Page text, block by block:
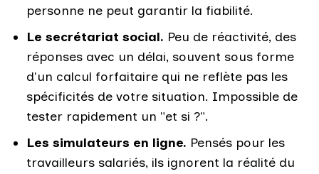
personne ne peut garantir la fiabilité.
Le secrétariat social. Peu de réactivité, des
réponses avec un délai, souvent sous forme
d'un calcul forfaitaire qui ne reflète pas les
spécificités de votre situation. Impossible de
tester rapidement un "et si ?".
Les simulateurs en ligne. Pensés pour les
travailleurs salariés, ils ignorent la réalité du